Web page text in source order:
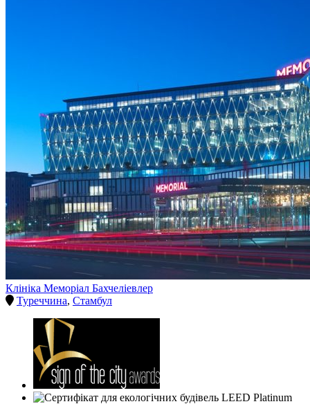
Клініка Меморіал Бахчеліевлер
Туреччина, Стамбул